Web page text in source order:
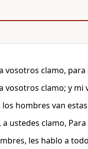
vosotros clamo,
vosotros clamo; y mi
los hombres van
ustedes clamo,
les hablo a